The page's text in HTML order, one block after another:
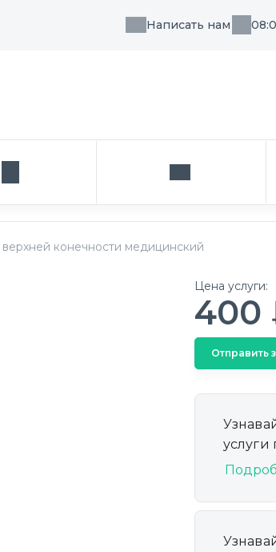
Написать нам
врача Написать нам
конечности медицинский
Цена услуги:
400
Отправить